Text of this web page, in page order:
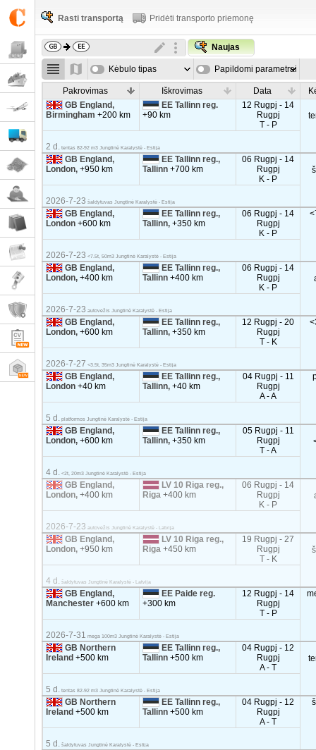
Rasti transportą Pridėti transporto priemonę
Naujas
Kėbulo tipas Papildomi parametrai
Pakrovimas Iškrovimas Data
GB England,
Birmingham+200 km
EE Tallinn reg.
+90 km
12 Rugpj - 14
Rugpj
T - P
2 d. tentas 82-92 m3 Jungtinė Karalystė - Estija
GB England,
London,+950 km
EE Tallinn reg.,
Tallinn+700 km
06 Rugpj - 14
Rugpj
K - P
2026-7-23 šaldytuvas Jungtinė Karalystė - Estija
GB England,
London+600 km
EE Tallinn reg.,
Tallinn,+350 km
06 Rugpj - 14
Rugpj
K - P
2026-7-23 <7.5t, 50m3 Jungtinė Karalystė - Estija
GB England,
London,+400 km
EE Tallinn reg.,
Tallinn+400 km
06 Rugpj - 14
Rugpj
K - P
2026-7-23 autovežis Jungtinė Karalystė - Estija
GB England,
London,+600 km
EE Tallinn reg.,
Tallinn,+350 km
12 Rugpj - 20
Rugpj
T - K
2026-7-27 <3.5t, 35m3 Jungtinė Karalystė - Estija
GB England,
London+40 km
EE Tallinn reg.,
Tallinn,+40 km
04 Rugpj - 11
Rugpj
A - A
5 d. platformos Jungtinė Karalystė - Estija
GB England,
London,+600 km
EE Tallinn reg.,
Tallinn,+350 km
05 Rugpj - 11
Rugpj
T - A
4 d. <2t, 20m3 Jungtinė Karalystė - Estija
GB England,
London,+400 km
LV 10 Riga reg.,
Riga+400 km
06 Rugpj - 14
Rugpj
K - P
2026-7-23 autovežis Jungtinė Karalystė - Latvija
GB England,
London,+950 km
LV 10 Riga reg.,
Riga+450 km
19 Rugpj - 27
Rugpj
T - K
4 d. šaldytuvas Jungtinė Karalystė - Latvija
GB England,
Manchester+600 km
EE Paide reg.
+300 km
12 Rugpj - 14
Rugpj
T - P
2026-7-31 mega 100m3 Jungtinė Karalystė - Estija
GB Northern
Ireland+500 km
EE Tallinn reg.,
Tallinn+500 km
04 Rugpj - 12
Rugpj
A - T
5 d. tentas 82-92 m3 Jungtinė Karalystė - Estija
GB Northern
Ireland+500 km
EE Tallinn reg.,
Tallinn+500 km
04 Rugpj - 12
Rugpj
A - T
5 d. šaldytuvas Jungtinė Karalystė - Estija